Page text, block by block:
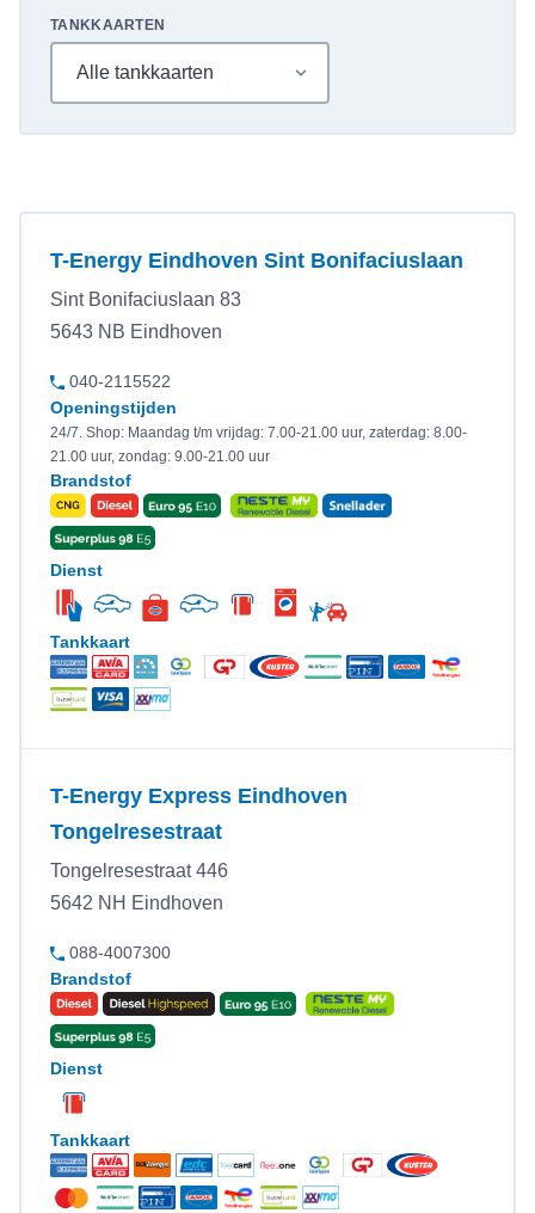
TANKKAARTEN
T-Energy Eindhoven Sint Bonifaciuslaan
Sint Bonifaciuslaan 83
5643 NB Eindhoven
040-2115522
Openingstijden
24/7. Shop: Maandag t/m vrijdag: 7.00-21.00 uur, zaterdag: 8.00-
21.00 uur, zondag: 9.00-21.00 uur
Brandstof
Dienst
Tankkaart
T-Energy Express Eindhoven
Tongelresestraat
Tongelresestraat 446
5642 NH Eindhoven
088-4007300
Brandstof
Dienst
Tankkaart